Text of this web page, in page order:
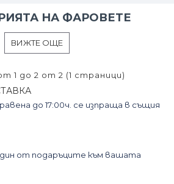
НА ФАРОВЕТЕ
ВИЖТЕ ОЩЕ
1 до 2 от 2 (1 страници)
до 17:00ч. се изпраща в същия
от подаръците към вашата